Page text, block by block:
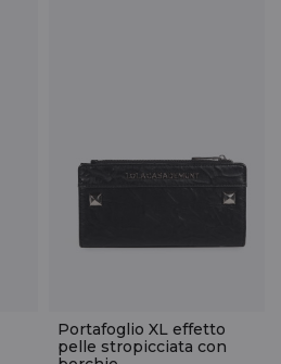
Portafoglio XL effetto
pelle stropicciata con